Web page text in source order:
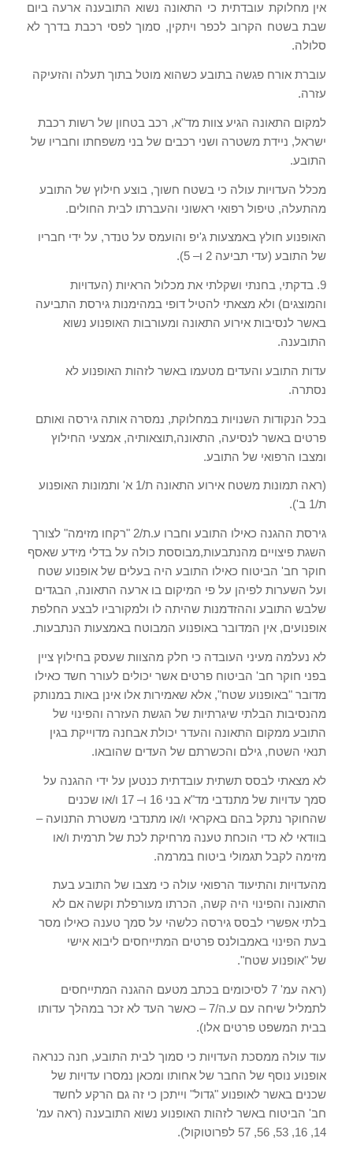
אין מחלוקת עובדתית כי התאונה נשוא התובענה ארעה ביום
שבת בשטח הקרוב לכפר ויתקין, סמוך לפסי רכבת בדרך לא
סלולה.
עוברת אורח פגשה בתובע כשהוא מוטל בתוך תעלה והזעיקה
עזרה.
למקום התאונה הגיע צוות מד"א, רכב בטחון של רשות רכבת
ישראל, ניידת משטרה ושני רכבים של בני משפחתו וחבריו של
התובע.
מכלל העדויות עולה כי בשטח חשוך, בוצע חילוץ של התובע
מהתעלה, טיפול רפואי ראשוני והעברתו לבית החולים.
האופנוע חולץ באמצעות ג'יפ והועמס על טנדר, על ידי חבריו
של התובע (עדי תביעה 2 ו– 5).
9. בדקתי, בחנתי ושקלתי את מכלול הראיות (העדויות
והמוצגים) ולא מצאתי להטיל דופי במהימנות גירסת התביעה
באשר לנסיבות אירוע התאונה ומעורבות האופנוע נשוא
התובענה.
עדות התובע והעדים מטעמו באשר לזהות האופנוע לא
נסתרה.
בכל הנקודות השנויות במחלוקת, נמסרה אותה גירסה ואותם
פרטים באשר לנסיעה, התאונה,תוצאותיה, אמצעי החילוץ
ומצבו הרפואי של התובע.
(ראה תמונות משטח אירוע התאונה ת/1 א' ותמונות האופנוע
ת/1 ב').
גירסת ההגנה כאילו התובע וחברו ע.ת/2 " רקחו מזימה" לצורך
השגת פיצויים מהנתבעות,מבוססת כולה על בדלי מידע שאסף
חוקר חב' הביטוח כאילו התובע היה בעלים של אופנוע שטח
ועל השערות לפיהן על פי המיקום בו ארעה התאונה, הבגדים
שלבש התובע וההזדמנות שהיתה לו ולמקורביו לבצע החלפת
אופנועים, אין המדובר באופנוע המבוטח באמצעות הנתבעות.
לא נעלמה מעיני העובדה כי חלק מהצוות שעסק בחילוץ ציין
בפני חוקר חב' הביטוח פרטים אשר יכולים לעורר חשד כאילו
מדובר "באופנוע שטח", אלא שאמירות אלו אינן באות במנותק
מהנסיבות הבלתי שיגרתיות של הגשת העזרה והפינוי של
התובע ממקום התאונה והעדר יכולת אבחנה מדוייקת בגין
תנאי השטח, גילם והכשרתם של העדים שהובאו.
לא מצאתי לבסס תשתית עובדתית כנטען על ידי ההגנה על
סמך עדויות של מתנדבי מד"א בני 16 ו– 17 ו/או שכנים
שהחוקר נתקל בהם באקראי ו/או מתנדבי משטרת התנועה –
בוודאי לא כדי הוכחת טענה מרחיקת לכת של תרמית ו/או
מזימה לקבל תגמולי ביטוח במרמה.
מהעדויות והתיעוד הרפואי עולה כי מצבו של התובע בעת
התאונה והפינוי היה קשה, הכרתו מעורפלת וקשה אם לא
בלתי אפשרי לבסס גירסה כלשהי על סמך טענה כאילו מסר
בעת הפינוי באמבולנס פרטים המתייחסים ליבוא אישי
של "אופנוע שטח".
(ראה עמ' 7
לסיכומים בכתב מטעם ההגנה המתייחסים
לתמליל שיחה עם ע.ה/7 –
כאשר העד לא זכר במהלך עדותו
בבית המשפט פרטים אלו).
עוד עולה ממסכת העדויות כי סמוך לבית התובע, חנה כנראה
אופנוע נוסף של החבר של אחותו ומכאן נמסרו עדויות של
שכנים באשר לאופנוע "גדול" וייתכן כי זה גם הרקע לחשד
חב' הביטוח באשר לזהות האופנוע נשוא התובענה (ראה עמ'
14, 16, 53, 56, 57
לפרוטוקול).